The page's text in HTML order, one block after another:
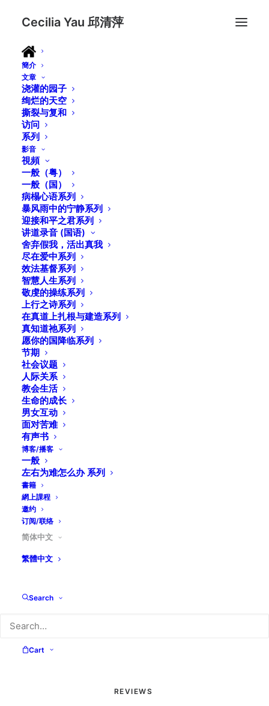
Cecilia Yau 邱清萍
簡介
文章
浇灌的园子
绚烂的天空
撕裂与复和
访问
系列
影音
視頻
一般（粤）
一般（国）
病榻心语系列
暴风雨中的宁静系列
迎接和平之君系列
讲道录音 (国语)
舍弃假我，活出真我
尽在爱中系列
效法基督系列
智慧人生系列
敬虔的操练系列
上行之诗系列
在真道上扎根与建造系列
真知道祂系列
愿你的国降临系列
节期
社会议题
人际关系
教会生活
生命的成长
男女互动
面对苦难
有声书
博客/播客
一般
左右为难怎么办 系列
書籍
網上課程
邀约
订阅/联络
简体中文
繁體中文
Search
Cart
本書分兩部份：第一部份追溯華人移民北美的歷史，和北
美華人教會的成長路。第二部份寫十六位神僕的生平簡
歷，和對華人教會的貢獻。他們都是廿世紀五十年代至七
十年代來美的教會領袖。（美國中信出版）
分类
REVIEWS